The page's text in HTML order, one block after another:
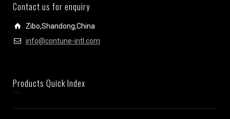
Contact us for enquiry
Zibo,Shandong,China
info@contune-intl.com
Products Quick Index